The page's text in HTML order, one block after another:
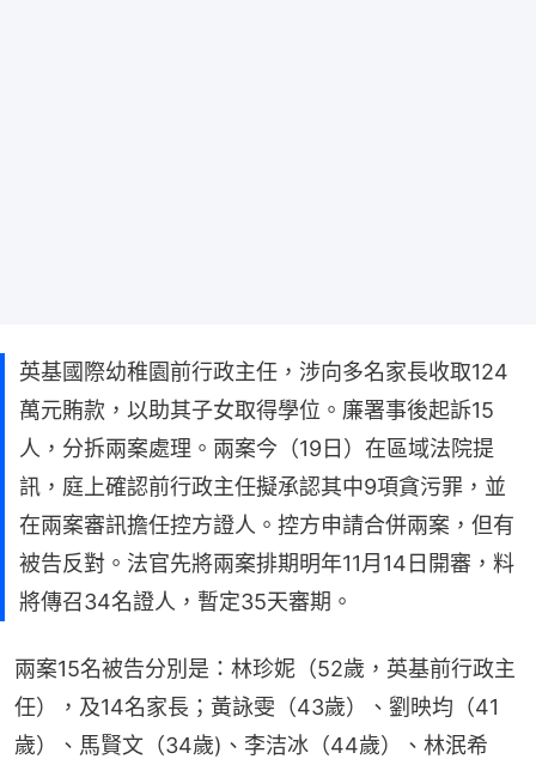
英基國際幼稚園前行政主任，涉向多名家長收取124
萬元賄款，以助其子女取得學位。廉署事後起訴15
人，分拆兩案處理。兩案今（19日）在區域法院提
訊，庭上確認前行政主任擬承認其中9項貪污罪，並
在兩案審訊擔任控方證人。控方申請合併兩案，但有
被告反對。法官先將兩案排期明年11月14日開審，料
將傳召34名證人，暫定35天審期。
兩案15名被告分別是：林珍妮（52歲，英基前行政主
任），及14名家長；黃詠雯（43歲）、劉映均（41
歲）、馬賢文（34歲)、李洁冰（44歲）、林泯希